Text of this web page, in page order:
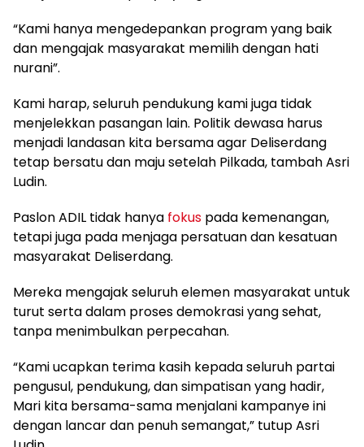
“Kami hanya mengedepankan program yang baik
dan mengajak masyarakat memilih dengan hati
nurani”.
Kami harap, seluruh pendukung kami juga tidak
menjelekkan pasangan lain. Politik dewasa harus
menjadi landasan kita bersama agar Deliserdang
tetap bersatu dan maju setelah Pilkada, tambah Asri
Ludin.
Paslon ADIL tidak hanya fokus pada kemenangan,
tetapi juga pada menjaga persatuan dan kesatuan
masyarakat Deliserdang.
Mereka mengajak seluruh elemen masyarakat untuk
turut serta dalam proses demokrasi yang sehat,
tanpa menimbulkan perpecahan.
“Kami ucapkan terima kasih kepada seluruh partai
pengusul, pendukung, dan simpatisan yang hadir,
Mari kita bersama-sama menjalani kampanye ini
dengan lancar dan penuh semangat,” tutup Asri